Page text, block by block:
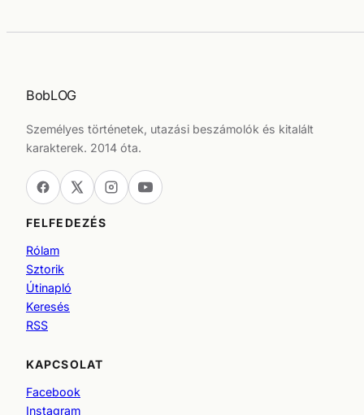
BobLOG
Személyes történetek, utazási beszámolók és kitalált
karakterek. 2014 óta.
FELFEDEZÉS
Rólam
Sztorik
Útinapló
Keresés
RSS
KAPCSOLAT
Facebook
Instagram